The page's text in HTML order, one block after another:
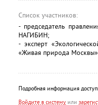
Список участников:
- председатель
НАГИБИН;
- эксперт
«Живая природа
Подробная информация
Войдите в систему или